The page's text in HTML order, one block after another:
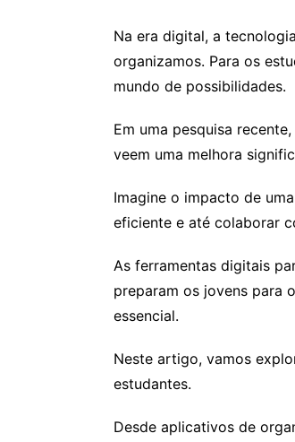
Na era digital, a
organizamos. Para os
mundo de possibilidades.
Em uma pesquisa
veem uma melhora
Imagine o impacto de
eficiente e até colaborar
As ferramentas digitais
preparam os jovens para
essencial.
Neste artigo, vamos
estudantes.
Desde aplicativos de